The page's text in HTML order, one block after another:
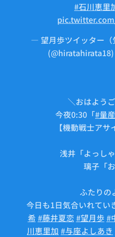
#石川恵里
— 望月歩ツイッター（
(@hiratahirata18)
＼おはよう
今夜0:30「#量
【機動戦士アサ
浅井「よっし
璃子「お
ふたりの
今日も1日気合いれてい
希 #藤井夏恋 #望月歩 #
川恵里加 #与座よしあき